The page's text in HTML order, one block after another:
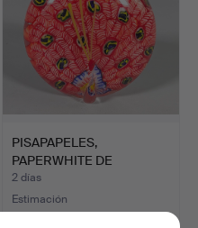
PISAPAPELES,
PAPERWHITE DE
MURANO.
2 días
Estimación